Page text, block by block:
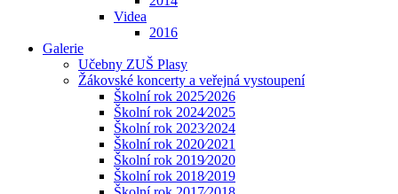
Videa
2016
Galerie
Učebny ZUŠ Plasy
Žákovské koncerty a veřejná vystoupení
Školní rok 2025⁄2026
Školní rok 2024⁄2025
Školní rok 2023⁄2024
Školní rok 2020⁄2021
Školní rok 2019⁄2020
Školní rok 2018⁄2019